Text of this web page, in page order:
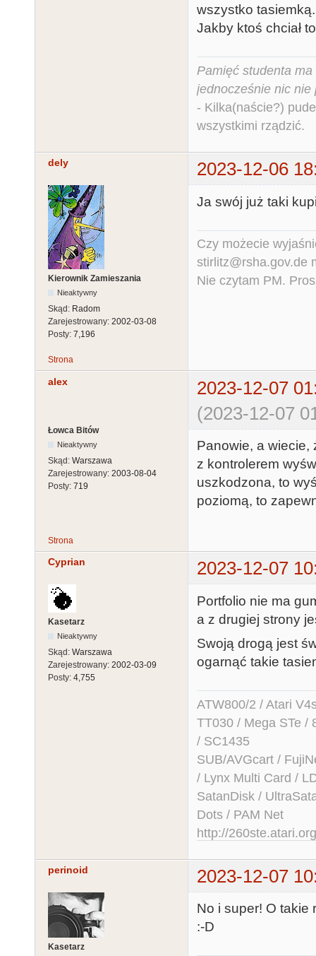
wszystko
Jakby ktoś chciał
Pamięć studenta
jednocześnie nic nie
- Kilka(naście?)
wszystkimi rządzić.
dely 2023-12-06
Kierownik Zamieszania
Nieaktywny
Skąd: Radom
Zarejestrowany: 2002-03-08
Posty: 7,196
Ja swój już taki
Czy możecie
stirlitz@rsha.gov.de
Nie czytam PM.
Strona
alex
2023-12-07
(2023-12-07
Łowca Bitów
Nieaktywny
Skąd: Warszawa
Zarejestrowany: 2003-08-04
Posty: 719
Panowie, a wiecie,
z kontrolerem
uszkodzona, to
poziomą, to
Strona
Cyprian 2023-12-07
Kasetarz
Nieaktywny
Skąd: Warszawa
Zarejestrowany: 2002-03-09
Posty: 4,755
Portfolio nie ma
a z drugiej strony
Swoją drogą jest
ogarnąć takie
ATW800/2 / Atari
TT030 / Mega STe /
/ SC1435
SUB/AVGcart /
/ Lynx Multi Card /
SatanDisk /
Dots / PAM Net
http://260ste.atari.org
perinoid 2023-12-07
Kasetarz
No i super! O takie
:-D